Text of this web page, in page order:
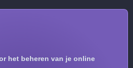
het beheren van je online